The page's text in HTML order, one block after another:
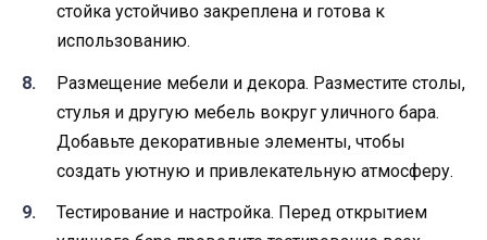
стойка устойчиво закреплена и готова к
использованию.
Размещение мебели и декора. Разместите столы,
стулья и другую мебель вокруг уличного бара.
Добавьте декоративные элементы, чтобы
создать уютную и привлекательную атмосферу.
Тестирование и настройка. Перед открытием